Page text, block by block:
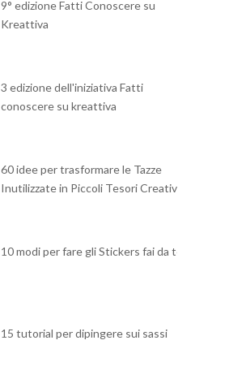
9° edizione Fatti Conoscere su
Kreattiva
3 edizione dell'iniziativa Fatti
conoscere su kreattiva
60 idee per trasformare le Tazze
Inutilizzate in Piccoli Tesori Creativi
10 modi per fare gli Stickers fai da te
15 tutorial per dipingere sui sassi